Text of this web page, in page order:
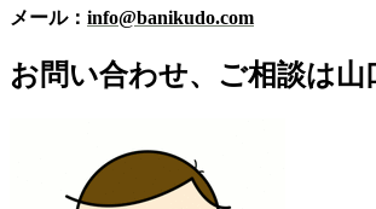
メール： info@banikudo.com
お問い合わせ、ご相談は山